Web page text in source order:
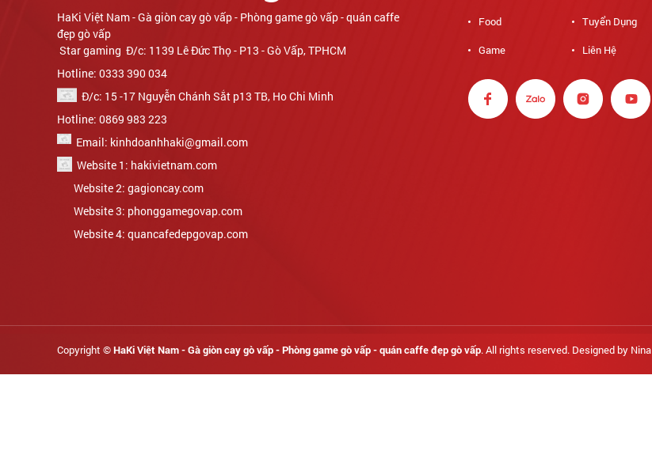
Star gaming Đ/c: 1139 Lê Đức Thọ - P13 - Gò Vấp, TPHCM
Hotline: 0333 390 034
Đ/c: 15 -17 Nguyễn Chánh Sắt p13 TB, Ho Chi Minh
Hotline: 0869 983 223
Email: kinhdoanhhaki@gmail.com
Website 1: hakivietnam.com
Website 2: gagioncay.com
Website 3: phonggamegovap.com
Website 4: quancafedepgovap.com
Food
Tuyển Dụng
Game
Liên Hệ
Copyright ©HaKi Việt Nam - Gà giòn cay gò vấp - Phòng game gò vấp - quán caffe đẹp gò vấp. All rights reserved. Designed by Nina